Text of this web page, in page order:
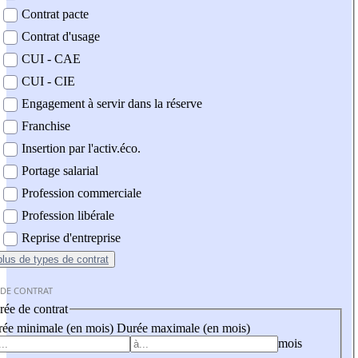
Contrat pacte
Contrat d'usage
CUI - CAE
CUI - CIE
Engagement à servir dans la réserve
Franchise
Insertion par l'activ.éco.
Portage salarial
Profession commerciale
Profession libérale
Reprise d'entreprise
de types de contrat
CONTRAT
de contrat
minimale (en mois) Durée maximale (en mois)
mois